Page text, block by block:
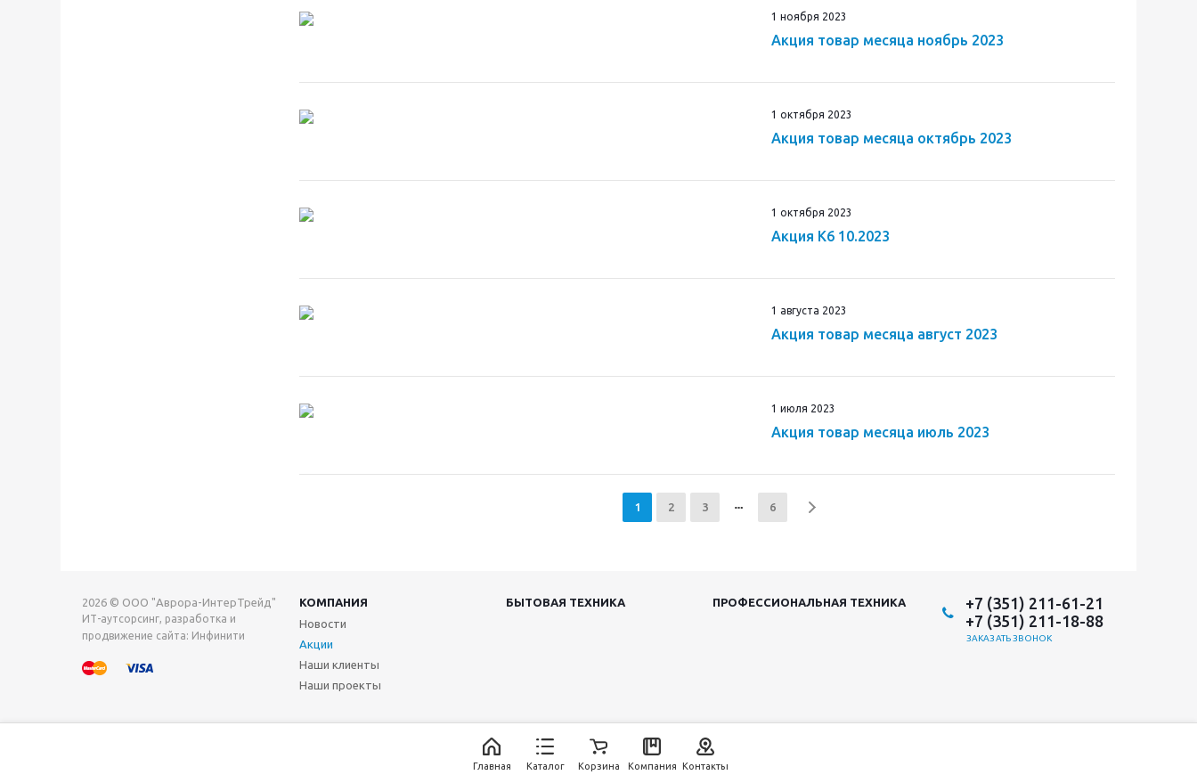
1 ноября 2023
Акция товар месяца ноябрь 2023
1 октября 2023
Акция товар месяца октябрь 2023
1 октября 2023
Акция К6 10.2023
1 августа 2023
Акция товар месяца август 2023
1 июля 2023
Акция товар месяца июль 2023
1 2 3 6
2026 © ООО "Аврора-ИнтерТрейд"
ИТ-аутсорсинг, разработка и
продвижение сайта: Инфинити
КОМПАНИЯ БЫТОВАЯ ТЕХНИКА
ПРОФЕССИОНАЛЬНАЯ ТЕХНИКА
Новости
Акции
Наши клиенты
Наши проекты
+7 (351) 211-61-21
+7 (351) 211-18-88
ЗАКАЗАТЬ ЗВОНОК
Главная Каталог Корзина Компания Контакты